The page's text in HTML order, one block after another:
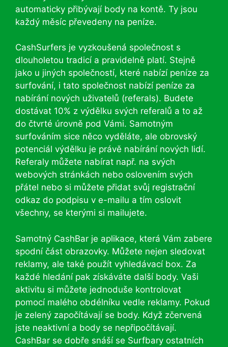
automaticky přibývají body na kontě. Ty jsou
každý měsíc převedeny na peníze.
CashSurfers je vyzkoušená společnost s
dlouholetou tradicí a pravidelně platí. Stejně
jako u jiných společností, které nabízí peníze za
surfování, i tato společnost nabízí peníze za
nabírání nových uživatelů (referals). Budete
dostávat 10% z výdělku svých referalů a to až
do čtvrté úrovně pod Vámi. Samotným
surfováním sice něco vyděláte, ale obrovský
potenciál výdělku je právě nabírání nových lidí.
Referaly můžete nabírat např. na svých
webových stránkách nebo oslovením svých
přátel nebo si můžete přidat svůj registrační
odkaz do podpisu v e-mailu a tím oslovit
všechny, se kterými si mailujete.
Samotný CashBar je aplikace, která Vám zabere
spodní část obrazovky. Můžete nejen sledovat
reklamy, ale také použít vyhledávací box. Za
každé hledání pak získáváte další body. Vaši
aktivitu si můžete jednoduše kontrolovat
pomocí malého obdélníku vedle reklamy. Pokud
je zelený započítávají se body. Když zčervená
jste neaktivní a body se nepřipočítávají.
CashBar se dobře snáší se Surfbary ostatních